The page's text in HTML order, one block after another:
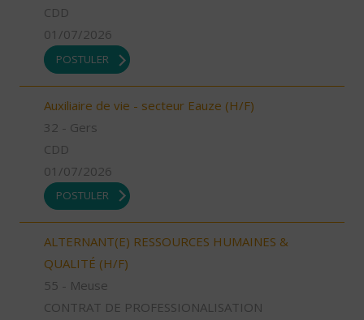
CDD
01/07/2026
POSTULER
Auxiliaire de vie - secteur Eauze (H/F)
32 - Gers
CDD
01/07/2026
POSTULER
ALTERNANT(E) RESSOURCES HUMAINES &
QUALITÉ (H/F)
55 - Meuse
CONTRAT DE PROFESSIONALISATION